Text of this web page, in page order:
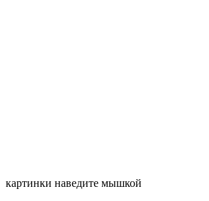
картинки наведите мышкой